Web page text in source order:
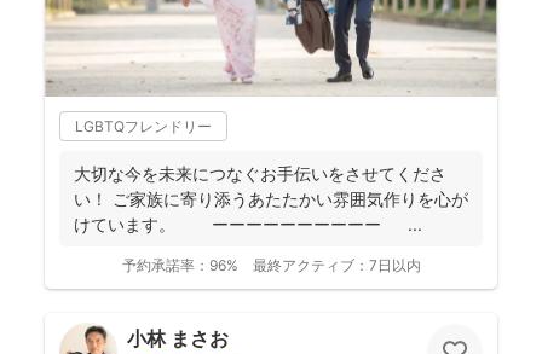
LGBTQフレンドリー
大切な今を未来につなぐお手伝いをさせてくださ
い！ ご家族に寄り添うあたたかい雰囲気作りを心が
けています。 ーーーーーーーーーー ...
予約承諾率： 96% 最終アクティブ： 7日以内
小林 まさお